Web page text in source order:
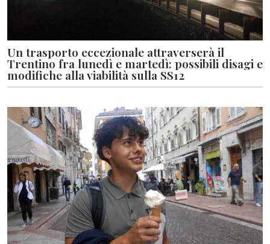
Un trasporto eccezionale attraverserà il
Trentino fra lunedì e martedì: possibili disagi e
modifiche alla viabilità sulla SS12